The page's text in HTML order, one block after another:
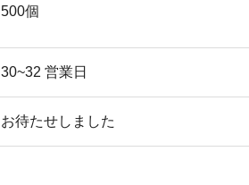
500個
30~32 営業日
お待たせしました